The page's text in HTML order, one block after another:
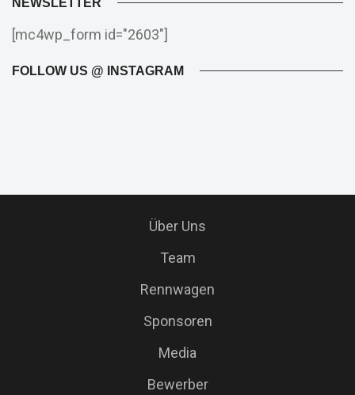
[mc4wp_form id="2603"]
FOLLOW US @ INSTAGRAM
Über Uns
Team
Rennwagen
Sponsoren
Media
Bewerber